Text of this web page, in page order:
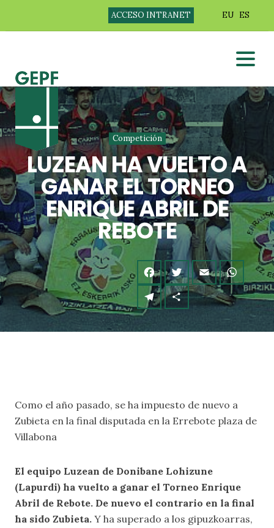
ACCESO INTRANET EU ES
Competición
LUZEAN HA VUELTO A
GANAR EL TORNEO
ENRIQUE ABRIL DE
REBOTE
Como el año pasado, se ha impuesto de nuevo a
Zubieta en la final disputada en la Errebote plaza de
Villabona
El equipo Luzean de Donibane Lohizune
(Lapurdi) ha vuelto a ganar el Torneo Enrique
Abril de Rebote. De nuevo el contrario en la final
ha sido Zubieta. Y ha superado a los gipuzkoarras,